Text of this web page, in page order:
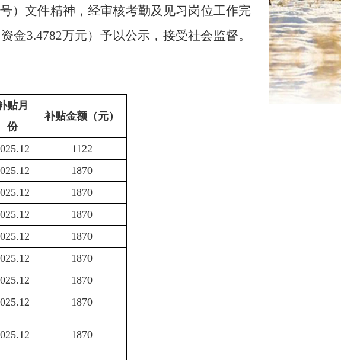
号）文件精神，经审核考勤及见习岗位工作完
金3.4782万元）予以公示，接受社会监督。
贴月
份
补贴金额（元）
1122
1870
1870
1870
1870
1870
1870
1870
1870